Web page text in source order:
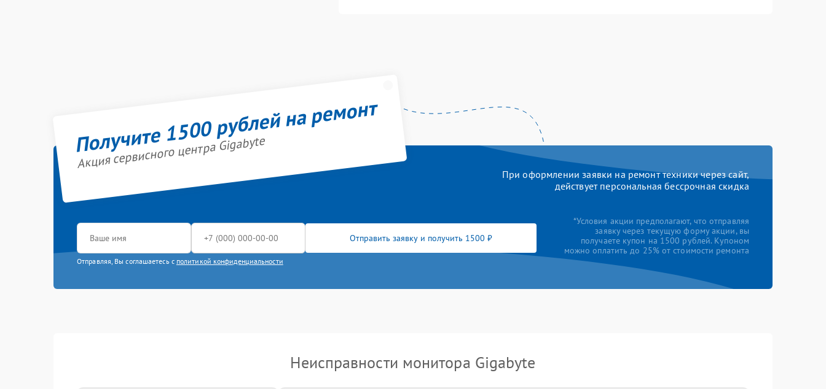
Получите 1500 рублей на ремонт
Акция сервисного центра Gigabyte
При оформлении заявки на ремонт техники через сайт,
действует персональная бессрочная скидка
Отправить заявку и получить 1500 ₽
Отправляя, Вы соглашаетесь с политикой конфиденциальности
*Условия акции предполагают, что отправляя
заявку через текущую форму акции, вы
получаете купон на 1500 рублей. Купоном
можно оплатить до 25% от стоимости ремонта
Неисправности монитора Gigabyte